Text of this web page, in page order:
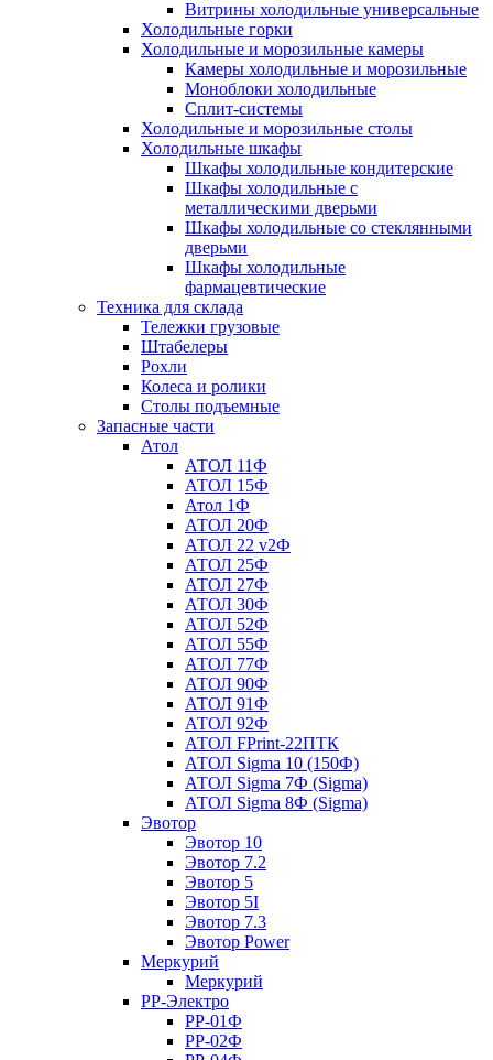
Витрины холодильные универсальные
Холодильные горки
Холодильные и морозильные камеры
Камеры холодильные и морозильные
Моноблоки холодильные
Сплит-системы
Холодильные и морозильные столы
Холодильные шкафы
Шкафы холодильные кондитерские
Шкафы холодильные с
металлическими дверьми
Шкафы холодильные со стеклянными
дверьми
Шкафы холодильные
фармацевтические
Техника для склада
Тележки грузовые
Штабелеры
Рохли
Колеса и ролики
Столы подъемные
Запасные части
Атол
АТОЛ 11Ф
АТОЛ 15Ф
Атол 1Ф
АТОЛ 20Ф
АТОЛ 22 v2Ф
АТОЛ 25Ф
АТОЛ 27Ф
АТОЛ 30Ф
АТОЛ 52Ф
АТОЛ 55Ф
АТОЛ 77Ф
АТОЛ 90Ф
АТОЛ 91Ф
АТОЛ 92Ф
АТОЛ FPrint-22ПТК
АТОЛ Sigma 10 (150Ф)
АТОЛ Sigma 7Ф (Sigma)
АТОЛ Sigma 8Ф (Sigma)
Эвотор
Эвотор 10
Эвотор 7.2
Эвотор 5
Эвотор 5I
Эвотор 7.3
Эвотор Power
Меркурий
Меркурий
РР-Электро
РР-01Ф
РР-02Ф